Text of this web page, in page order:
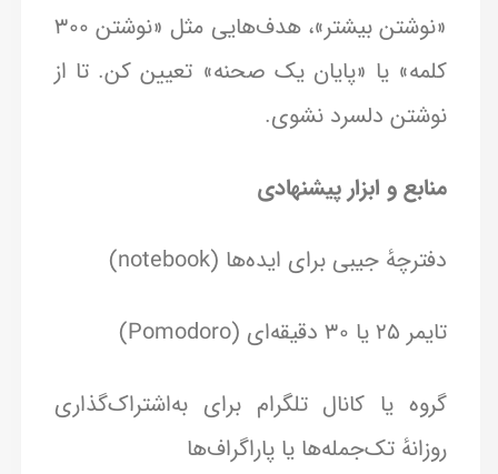
«نوشتن بیشتر»، هدف‌هایی مثل «نوشتن ۳۰۰
کلمه» یا «پایان یک صحنه» تعیین کن. تا از
نوشتن دلسرد نشوی.
منابع و ابزار پیشنهادی
دفترچهٔ جیبی برای ایده‌ها (notebook)
تایمر ۲۵ یا ۳۰ دقیقه‌ای (Pomodoro)
گروه یا کانال تلگرام برای به‌اشتراک‌گذاری
روزانهٔ تک‌جمله‌ها یا پاراگراف‌ها